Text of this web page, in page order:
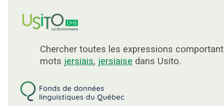
Chercher toutes les expressions
mots jersiais, jersiaise dans Usito.